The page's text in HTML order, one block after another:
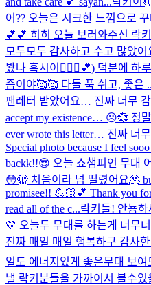
어?? 오늘은 시크한 느낌으로
💕💕 히히 오늘 보러와주신 락
모두모두 감사하고 수고 많았어
봤나 혹시이🧏🏻‍♀️💕) 덕분에 하
즘이야🥰🥰 다들 푹 쉬고, 좋은
팬레터 받았어요… 진짜 너무
accept my existence… ☹️💞 정
ever wrote this letter… 진짜 너
Special photo because I feel
backk!!😎 오늘 쇼챔피언 무대
😳🫣 처음이라 넘 떨렸어요🫠
promisee!! 💪🏻💕 Thank you
read all of the c...락키들! 안뇽
💛 오늘두 무대를 하는게 너무
진짜 매일 매일 행복하구 감사
일도 에너지있게 좋은무대 보
낼 락키분들을 가까이서 볼수